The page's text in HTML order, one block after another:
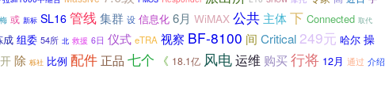
梅 或 新标 SL16 管线集群 设 信息化 6月 WiMAX 公共 主体下 Connected 取代
成 组委 54所 北 救援 6日 仪式 eTRA 视察 BF-8100 间 Critical 249元 哈尔 操
除 栎社 比例 配件 正品 七个 《 18.1亿 风电运维 购买 行将 12月 通过 介绍